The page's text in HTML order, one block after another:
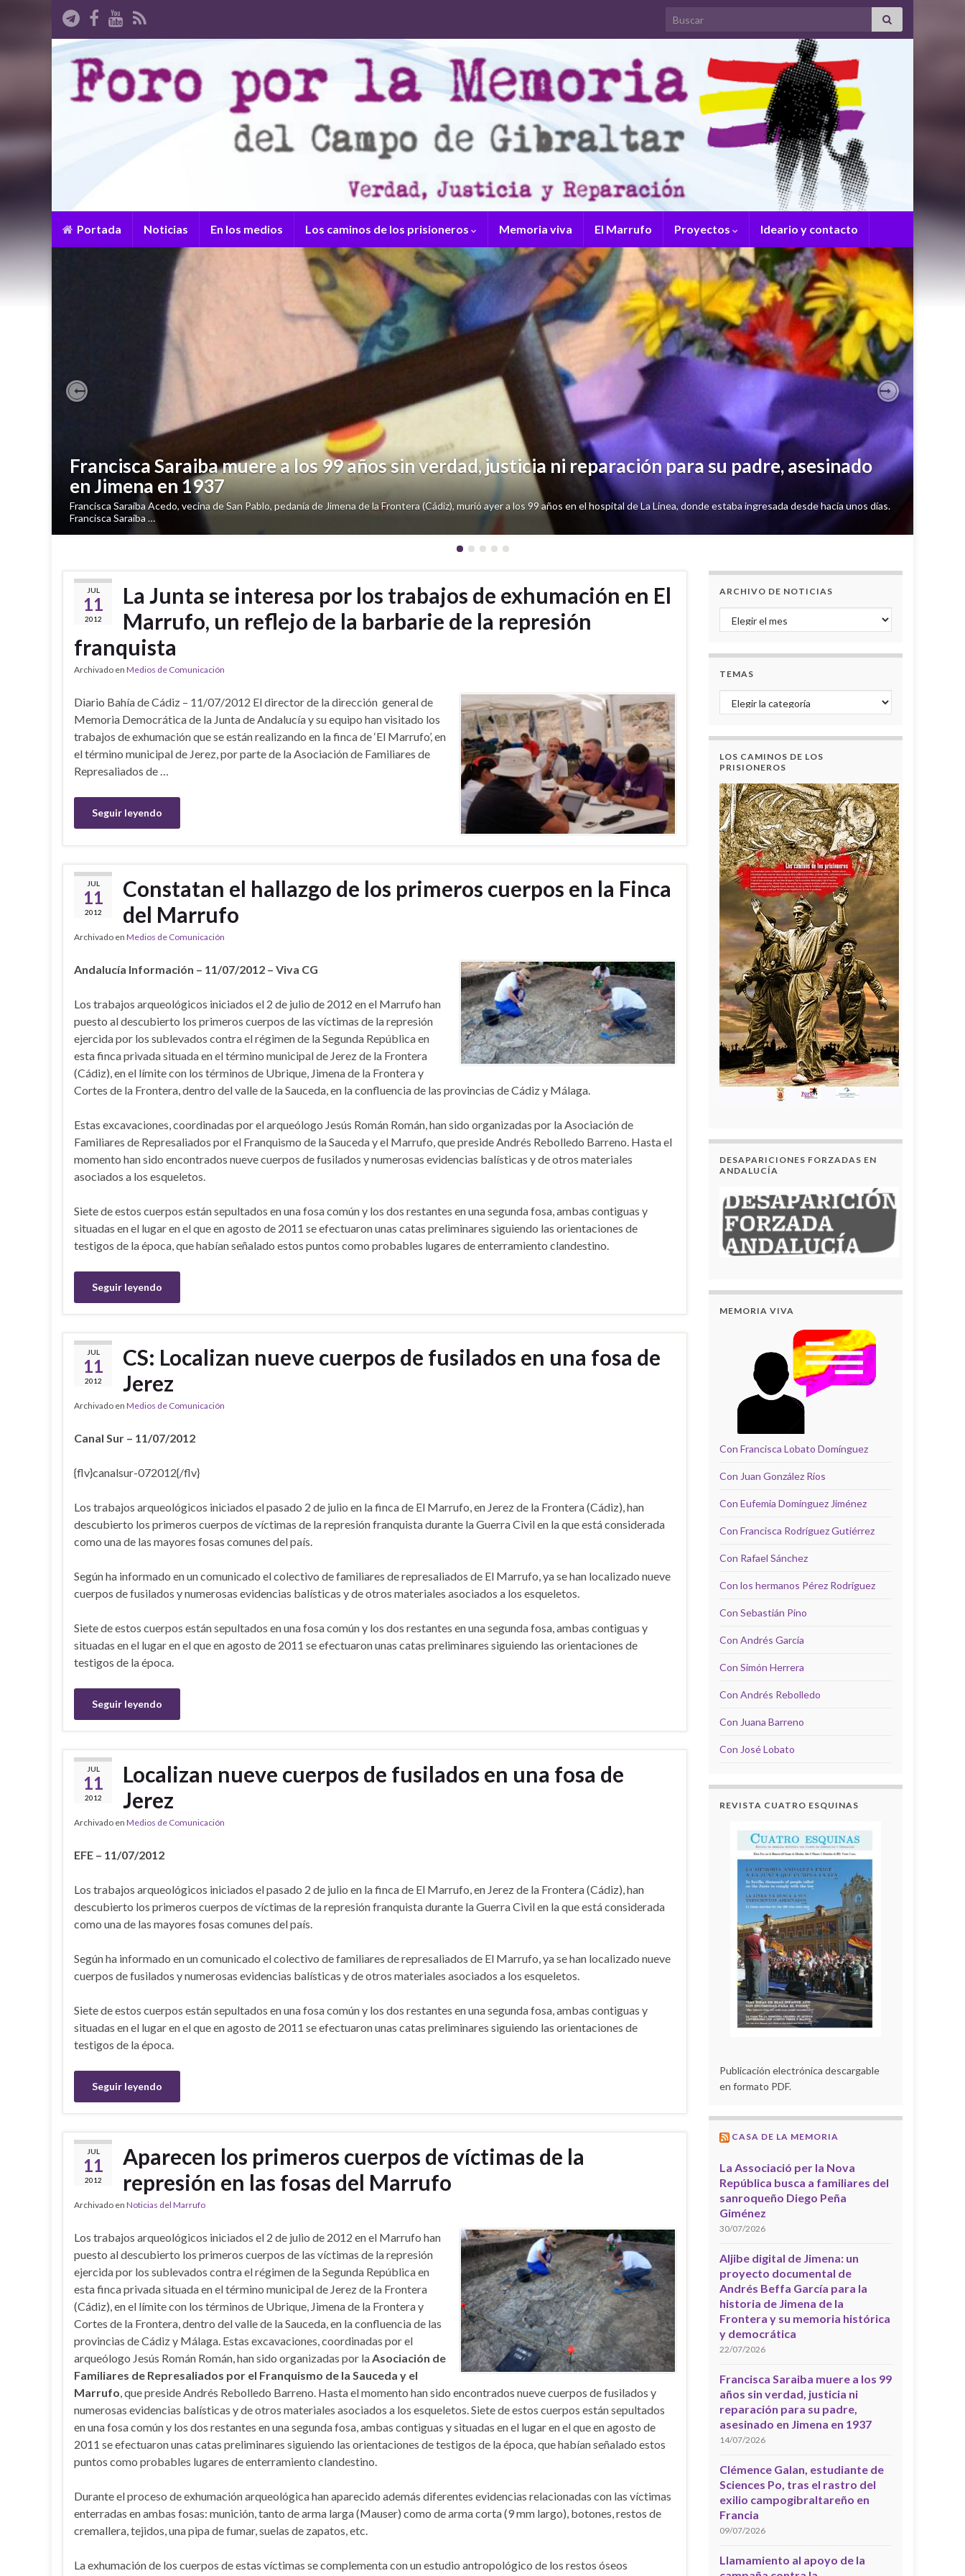
Search for:
Portada Noticias En los medios Los caminos de los prisioneros Memoria viva El Marrufo Proyectos Ideario y contacto
Empiezan a buscar en el cementerio de Cortes las fosas comunes de los asesinados por las fuerzas
franquistas
Un equipo de investigadores del departamento de Prehistoria, Historia y Filosofía de la Universidad de Cádiz hizo el miércoles 10 de junio una prospección con georradar en terrenos del
cementerio de Cortes de la Frontera …
Next
JUL
11
2012
La Junta se interesa por los trabajos de exhumación en El
Marrufo, un reflejo de la barbarie de la represión
franquista
Archivado en Medios de Comunicación
Diario Bahía de Cádiz – 11/07/2012 El director de la dirección general de
Memoria Democrática de la Junta de Andalucía y su equipo han visitado los
trabajos de exhumación que se están realizando en la finca de ‘El Marrufo’, en
el término municipal de Jerez, por parte de la Asociación de Familiares de
Represaliados de …
Seguir leyendo
JUL
11
2012
Constatan el hallazgo de los primeros cuerpos en la Finca
del Marrufo
Archivado en Medios de Comunicación
Andalucía Información – 11/07/2012 – Viva CG
Los trabajos arqueológicos iniciados el 2 de julio de 2012 en el Marrufo han
puesto al descubierto los primeros cuerpos de las víctimas de la represión
ejercida por los sublevados contra el régimen de la Segunda República en
esta finca privada situada en el término municipal de Jerez de la Frontera
(Cádiz), en el límite con los términos de Ubrique, Jimena de la Frontera y
Cortes de la Frontera, dentro del valle de la Sauceda, en la confluencia de las provincias de Cádiz y Málaga.
Estas excavaciones, coordinadas por el arqueólogo Jesús Román Román, han sido organizadas por la Asociación de
Familiares de Represaliados por el Franquismo de la Sauceda y el Marrufo, que preside Andrés Rebolledo Barreno. Hasta el
momento han sido encontrados nueve cuerpos de fusilados y numerosas evidencias balísticas y de otros materiales
asociados a los esqueletos.
Siete de estos cuerpos están sepultados en una fosa común y los dos restantes en una segunda fosa, ambas contiguas y
situadas en el lugar en el que en agosto de 2011 se efectuaron unas catas preliminares siguiendo las orientaciones de
testigos de la época, que habían señalado estos puntos como probables lugares de enterramiento clandestino.
Seguir leyendo
JUL
11
2012
CS: Localizan nueve cuerpos de fusilados en una fosa de
Jerez
Archivado en Medios de Comunicación
Canal Sur – 11/07/2012
{flv}canalsur-072012{/flv}
Los trabajos arqueológicos iniciados el pasado 2 de julio en la finca de El Marrufo, en Jerez de la Frontera (Cádiz), han
descubierto los primeros cuerpos de víctimas de la represión franquista durante la Guerra Civil en la que está considerada
como una de las mayores fosas comunes del país.
Según ha informado en un comunicado el colectivo de familiares de represaliados de El Marrufo, ya se han localizado nueve
cuerpos de fusilados y numerosas evidencias balísticas y de otros materiales asociados a los esqueletos.
Siete de estos cuerpos están sepultados en una fosa común y los dos restantes en una segunda fosa, ambas contiguas y
situadas en el lugar en el que en agosto de 2011 se efectuaron unas catas preliminares siguiendo las orientaciones de
testigos de la época.
Seguir leyendo
JUL
11
2012
Localizan nueve cuerpos de fusilados en una fosa de
Jerez
Archivado en Medios de Comunicación
EFE – 11/07/2012
Los trabajos arqueológicos iniciados el pasado 2 de julio en la finca de El Marrufo, en Jerez de la Frontera (Cádiz), han
descubierto los primeros cuerpos de víctimas de la represión franquista durante la Guerra Civil en la que está considerada
como una de las mayores fosas comunes del país.
Según ha informado en un comunicado el colectivo de familiares de represaliados de El Marrufo, ya se han localizado nueve
cuerpos de fusilados y numerosas evidencias balísticas y de otros materiales asociados a los esqueletos.
Siete de estos cuerpos están sepultados en una fosa común y los dos restantes en una segunda fosa, ambas contiguas y
situadas en el lugar en el que en agosto de 2011 se efectuaron unas catas preliminares siguiendo las orientaciones de
testigos de la época.
Seguir leyendo
JUL
11
2012
Aparecen los primeros cuerpos de víctimas de la
represión en las fosas del Marrufo
Archivado en Noticias del Marrufo
Los trabajos arqueológicos iniciados el 2 de julio de 2012 en el Marrufo han
puesto al descubierto los primeros cuerpos de las víctimas de la represión
ejercida por los sublevados contra el régimen de la Segunda República en
esta finca privada situada en el término municipal de Jerez de la Frontera
(Cádiz), en el límite con los términos de Ubrique, Jimena de la Frontera y
Cortes de la Frontera, dentro del valle de la Sauceda, en la confluencia de las
provincias de Cádiz y Málaga. Estas excavaciones, coordinadas por el
arqueólogo Jesús Román Román, han sido organizadas por la Asociación de
Familiares de Represaliados por el Franquismo de la Sauceda y el
Marrufo , que preside Andrés Rebolledo Barreno. Hasta el momento han sido encontrados nueve cuerpos de fusilados y
numerosas evidencias balísticas y de otros materiales asociados a los esqueletos. Siete de estos cuerpos están sepultados
en una fosa común y los dos restantes en una segunda fosa, ambas contiguas y situadas en el lugar en el que en agosto de
2011 se efectuaron unas catas preliminares siguiendo las orientaciones de testigos de la época, que habían señalado estos
puntos como probables lugares de enterramiento clandestino.
Durante el proceso de exhumación arqueológica han aparecido además diferentes evidencias relacionadas con las víctimas
enterradas en ambas fosas: munición, tanto de arma larga (Mauser) como de arma corta (9 mm largo), botones, restos de
cremallera, tejidos, una pipa de fumar, suelas de zapatos, etc.
La exhumación de los cuerpos de estas víctimas se complementa con un estudio antropológico de los restos óseos
ARCHIVO DE NOTICIAS
Archivo de noticias
TEMAS
Temas
LOS CAMINOS DE LOS
PRISIONEROS
DESAPARICIONES FORZADAS EN
ANDALUCÍA
MEMORIA VIVA
Con Francisca Lobato Domínguez
Con Juan González Ríos
Con Eufemia Domínguez Jiménez
Con Francisca Rodríguez Gutiérrez
Con Rafael Sánchez
Con los hermanos Pérez Rodríguez
Con Sebastián Pino
Con Andrés García
Con Simón Herrera
Con Andrés Rebolledo
Con Juana Barreno
Con José Lobato
REVISTA CUATRO ESQUINAS
Publicación electrónica descargable
en formato PDF.
CASA DE LA MEMORIA
La Associació per la Nova
República busca a familiares del
sanroqueño Diego Peña
Giménez
30/07/2026
Aljibe digital de Jimena: un
proyecto documental de
Andrés Beffa García para la
historia de Jimena de la
Frontera y su memoria histórica
y democrática
22/07/2026
Francisca Saraiba muere a los 99
años sin verdad, justicia ni
reparación para su padre,
asesinado en Jimena en 1937
14/07/2026
Clémence Galan, estudiante de
Sciences Po, tras el rastro del
exilio campogibraltareño en
Francia
09/07/2026
Llamamiento al apoyo de la